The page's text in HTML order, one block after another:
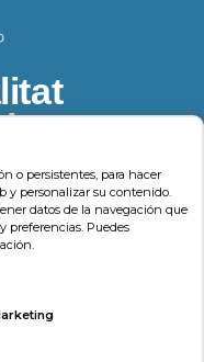
, Barcelona
o persistentes, para hacer
y personalizar su contenido.
datos de la navegación que
preferencias. Puedes